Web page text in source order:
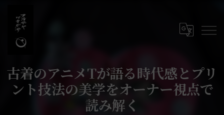
古着のアニメTが語る時代感とプリ
ント技法の美学をオーナー視点で
読み解く